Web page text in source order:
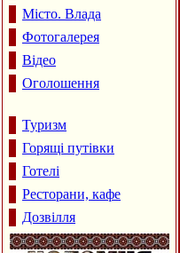
Місто. Влада
Фотогалерея
Відео
Оголошення
Туризм
Горящі путівки
Готелі
Ресторани, кафе
Дозвілля